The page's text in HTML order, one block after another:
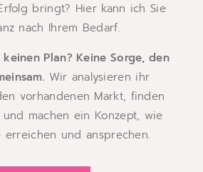
bringt? Hier kann ich Sie
nach Ihrem Bedarf.
Plan? Keine Sorge, den
Wir analysieren ihr
vorhandenen Markt, finden
machen ein Konzept, wie
erreichen und ansprechen.